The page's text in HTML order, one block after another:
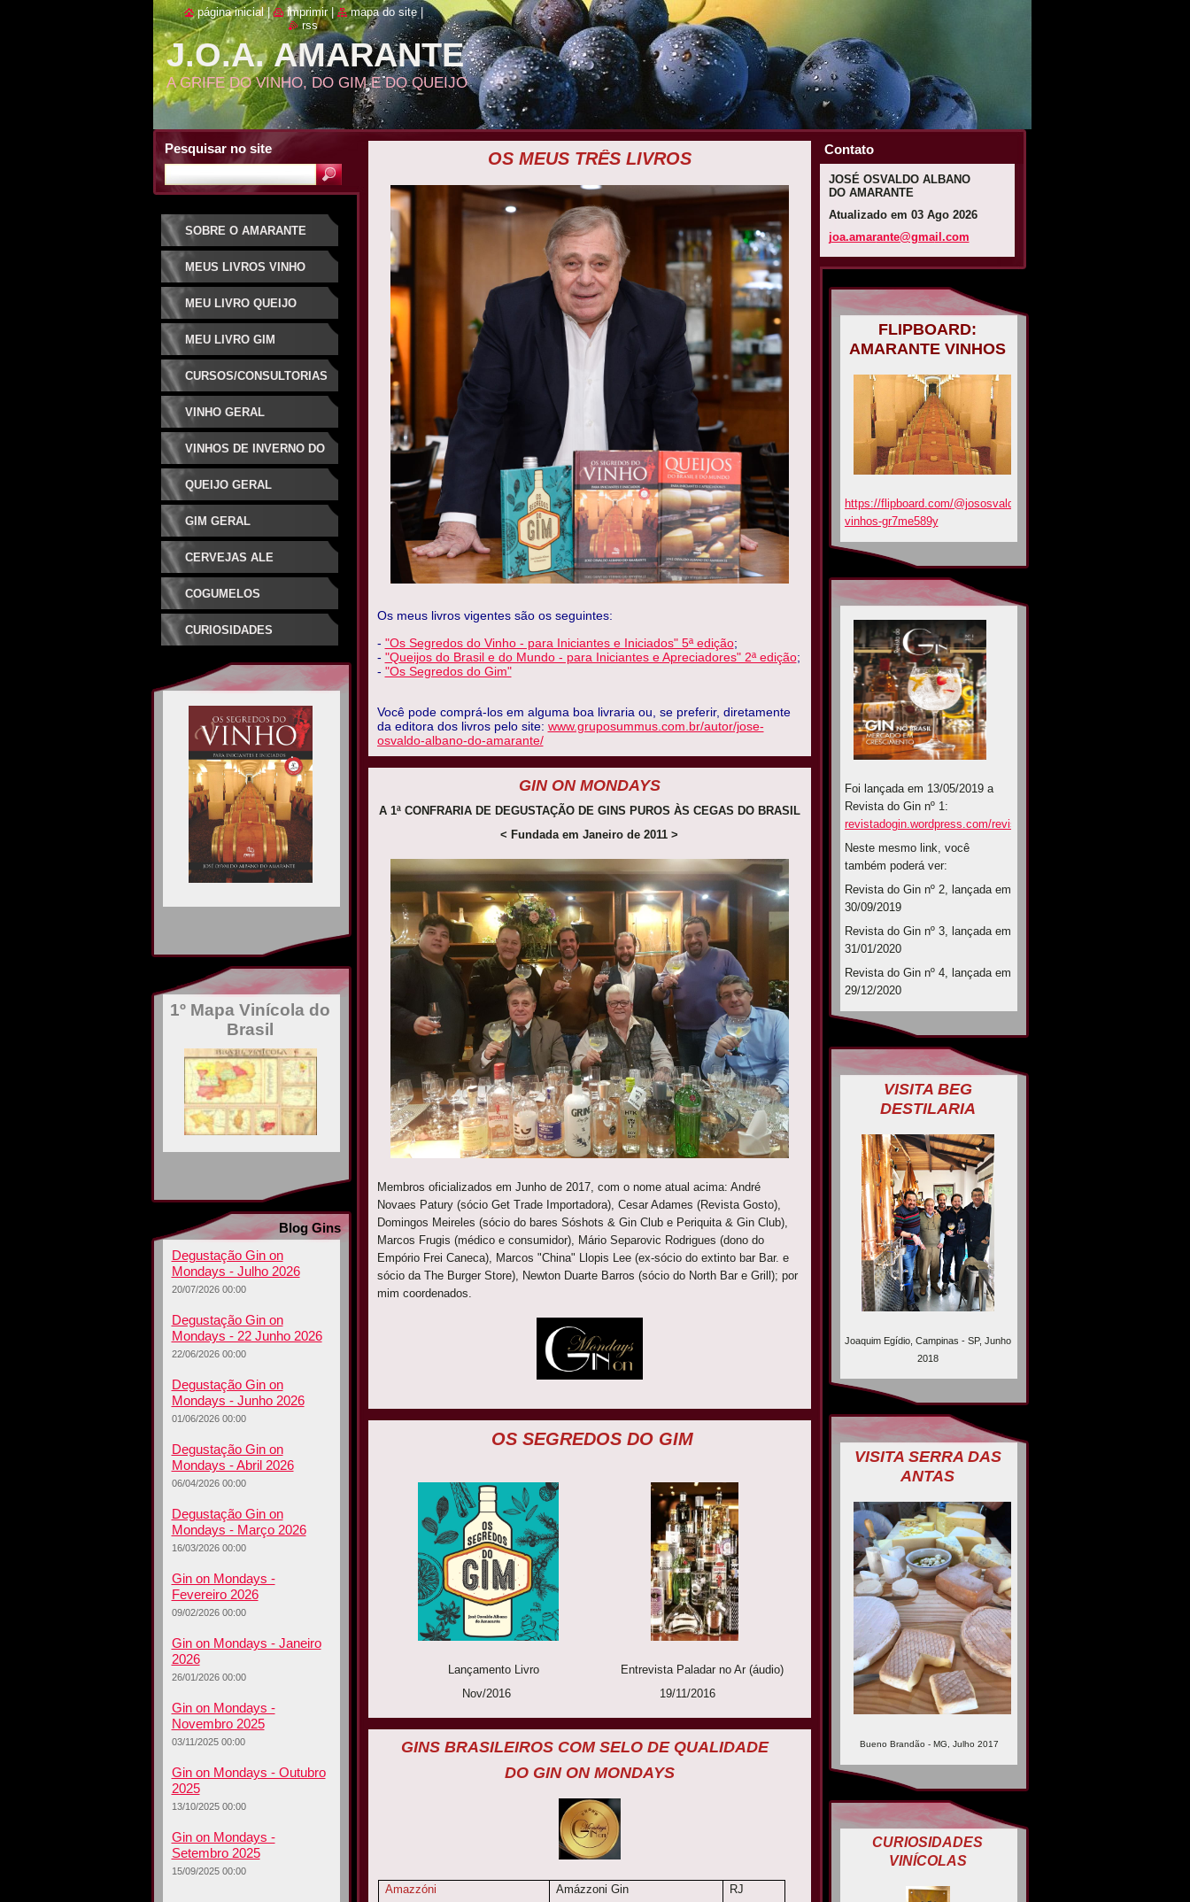
J.O.A. AMARANTE
A GRIFE DO VINHO, DO GIM E DO QUEIJO
OS MEUS TRÊS LIVROS
Os meus livros vigentes são os seguintes:
- "Os Segredos do Vinho - para Iniciantes e Iniciados" 5ª edição;
- "Queijos do Brasil e do Mundo - para Iniciantes e Apreciadores" 2ª edição;
- "Os Segredos do Gim"
Você pode comprá-los em alguma boa livraria ou, se preferir, diretamente
da editora dos livros pelo site: www.gruposummus.com.br/autor/jose-
osvaldo-albano-do-amarante/
GIN ON MONDAYS
A 1ª CONFRARIA DE DEGUSTAÇÃO DE GINS PUROS ÀS CEGAS DO BRASIL
< Fundada em Janeiro de 2011 >
Membros oficializados em Junho de 2017, com o nome atual acima: André
Novaes Patury (sócio Get Trade Importadora), Cesar Adames (Revista Gosto),
Domingos Meireles (sócio do bares Sóshots & Gin Club e Periquita & Gin Club),
Marcos Frugis (médico e consumidor), Mário Separovic Rodrigues (dono do
Empório Frei Caneca), Marcos "China" Llopis Lee (ex-sócio do extinto bar Bar. e
sócio da The Burger Store), Newton Duarte Barros (sócio do North Bar e Grill); por
mim coordenados.
OS SEGREDOS DO GIM
Lançamento Livro Entrevista Paladar no Ar (áudio)
Nov/2016 19/11/2016
GINS BRASILEIROS COM SELO DE QUALIDADE
DO GIN ON MONDAYS
Amazzóni Amázzoni Gin
RJ
SOBRE O AMARANTE
MEUS LIVROS VINHO
MEU LIVRO QUEIJO
MEU LIVRO GIM
CURSOS/CONSULTORIAS
VINHO GERAL
VINHOS DE INVERNO DO
SUDESTE
QUEIJO GERAL
GIM GERAL
CERVEJAS ALE
ESPECIAIS
COGUMELOS
CURIOSIDADES
1º Mapa Vinícola do
Brasil
Blog Gins
Degustação Gin on
Mondays - Julho 2026
20/07/2026 00:00
Degustação Gin on
Mondays - 22 Junho 2026
22/06/2026 00:00
Degustação Gin on
Mondays - Junho 2026
01/06/2026 00:00
Degustação Gin on
Mondays - Abril 2026
06/04/2026 00:00
Degustação Gin on
Mondays - Março 2026
16/03/2026 00:00
Gin on Mondays -
Fevereiro 2026
09/02/2026 00:00
Gin on Mondays - Janeiro
2026
26/01/2026 00:00
Gin on Mondays -
Novembro 2025
03/11/2025 00:00
Gin on Mondays - Outubro
2025
13/10/2025 00:00
Gin on Mondays -
Setembro 2025
15/09/2025 00:00
Contato
JOSÉ OSVALDO ALBANO
DO AMARANTE
Atualizado em 03 Ago 2026
joa.amarante@gmail.com
FLIPBOARD:
AMARANTE VINHOS
https://flipboard.com/@jososvaldoa7l0a/amarante-
vinhos-gr7me589y
Foi lançada em 13/05/2019 a
Revista do Gin nº 1:
revistadogin.wordpress.com/revistadigital/
Neste mesmo link, você
também poderá ver:
Revista do Gin nº 2, lançada em
30/09/2019
Revista do Gin nº 3, lançada em
31/01/2020
Revista do Gin nº 4, lançada em
29/12/2020
VISITA BEG
DESTILARIA
Joaquim Egídio, Campinas - SP, Junho
2018
VISITA SERRA DAS
ANTAS
Bueno Brandão - MG, Julho 2017
CURIOSIDADES
VINÍCOLAS
Pesquisar no site
página inicial | imprimir | mapa do site |
rss